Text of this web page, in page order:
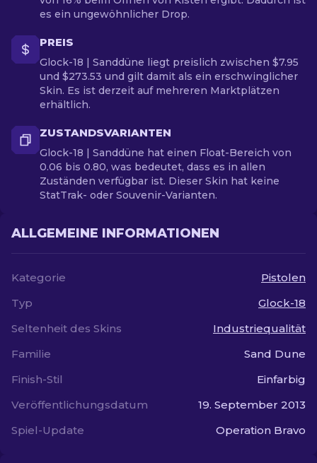
es ein ungewöhnlicher Drop.
PREIS
Glock-18 | Sanddüne liegt preislich zwischen $7.95
und $273.53 und gilt damit als ein erschwinglicher
Skin. Es ist derzeit auf mehreren Marktplätzen
erhältlich.
ZUSTANDSVARIANTEN
Glock-18 | Sanddüne hat einen Float-Bereich von
0.06 bis 0.80, was bedeutet, dass es in allen
Zuständen verfügbar ist. Dieser Skin hat keine
StatTrak- oder Souvenir-Varianten.
ALLGEMEINE INFORMATIONEN
Kategorie
Pistolen
Typ
Glock-18
Seltenheit des Skins
Industriequalität
Familie
Sand Dune
Finish-Stil
Einfarbig
Veröffentlichungsdatum
19. September 2013
Spiel-Update
Operation Bravo